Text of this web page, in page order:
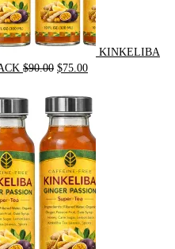
KINKELIBA
$90.00 Original
was:
$90.00.
$75.00Current
is:
$75.00.